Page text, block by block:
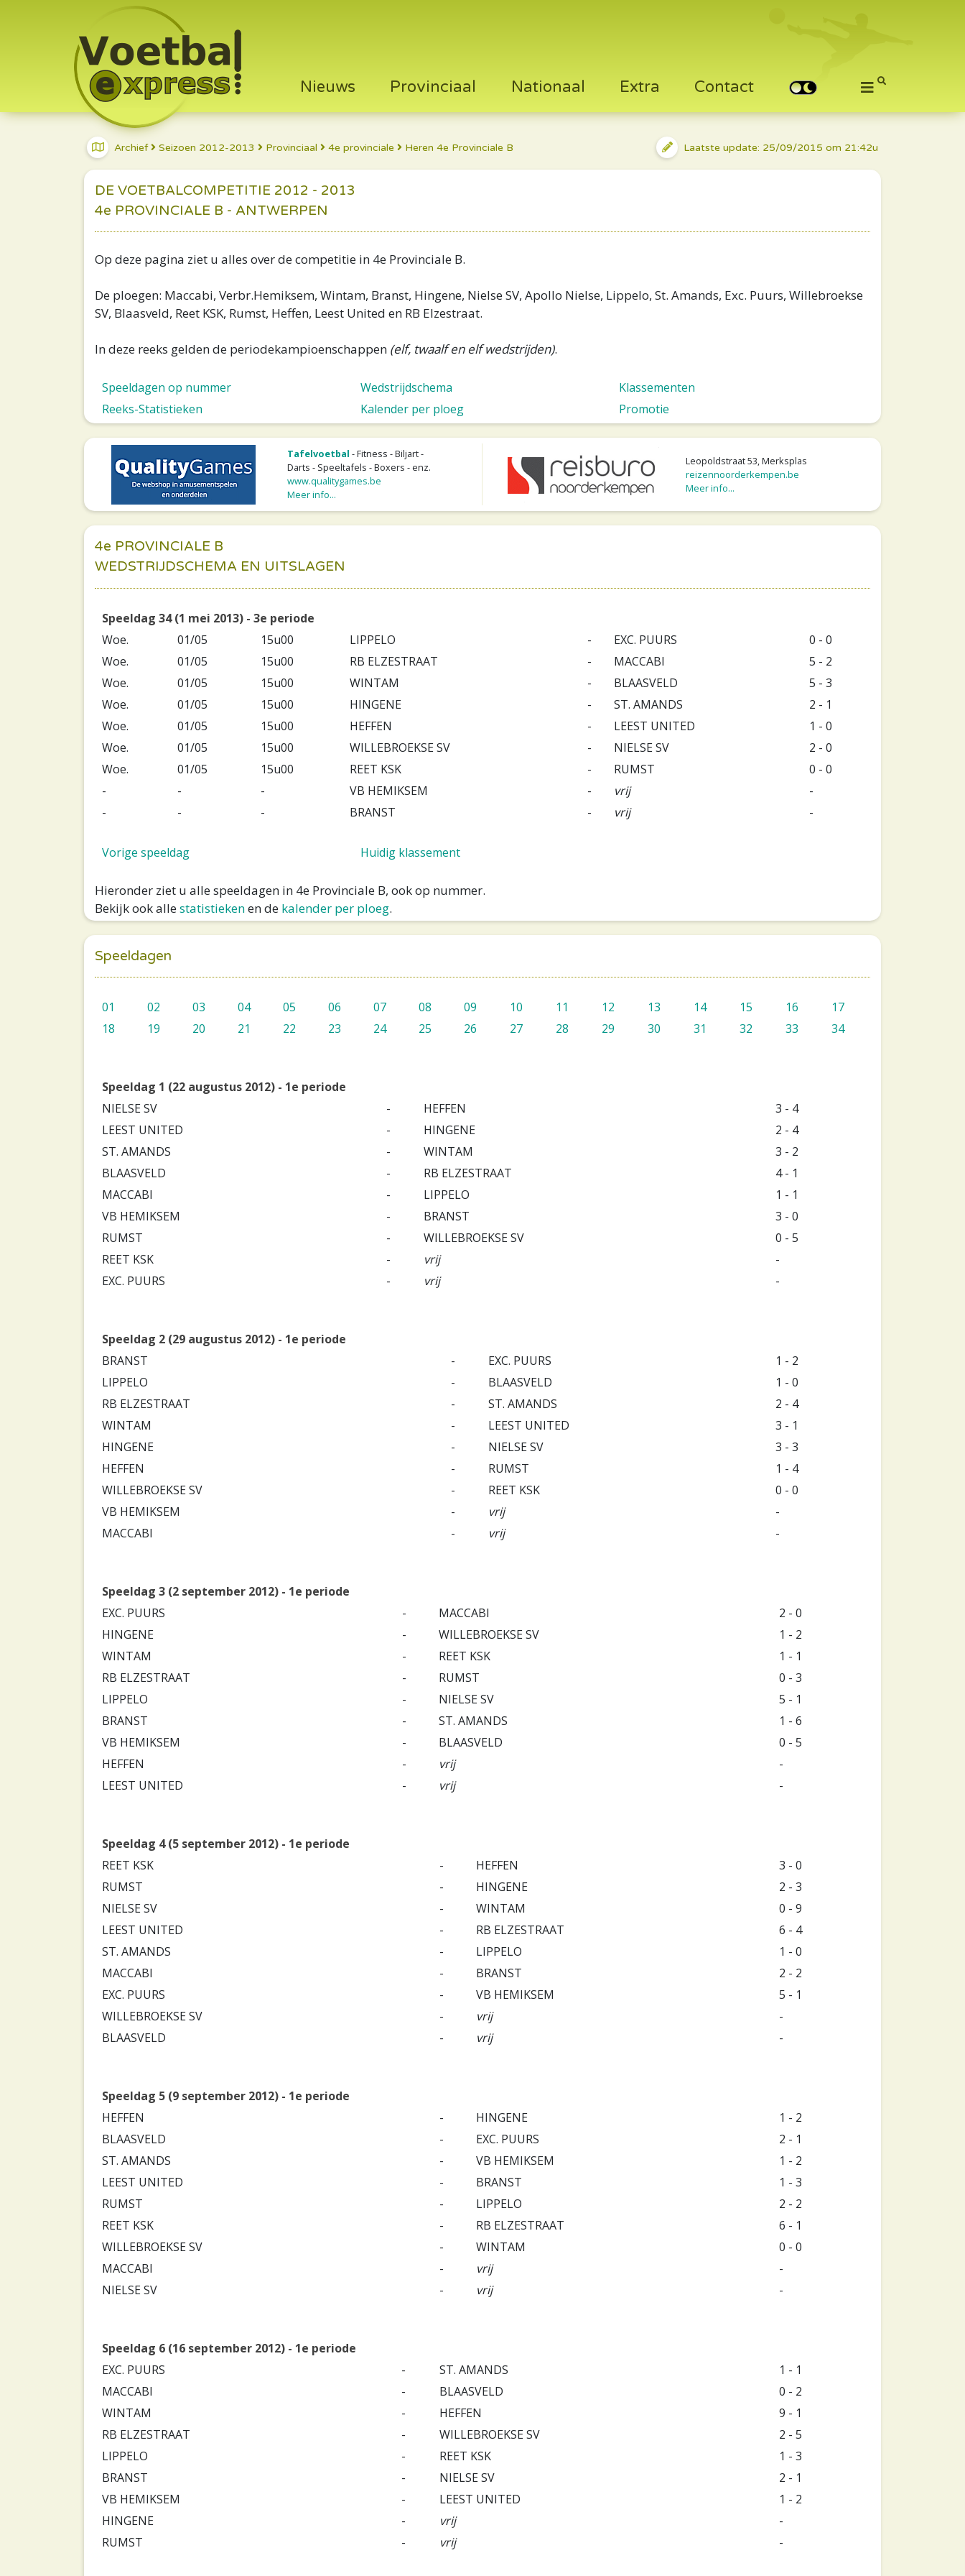
Nieuws Provinciaal Nationaal Extra Contact
Archief Seizoen 2012-2013 Provinciaal 4e provinciale Heren 4e Provinciale B Laatste update: 25/09/2015 om 21:42u
DE VOETBALCOMPETITIE 2012 - 2013
4e PROVINCIALE B - ANTWERPEN
Op deze pagina ziet u alles over de competitie in 4e Provinciale B.
De ploegen: Maccabi, Verbr.Hemiksem, Wintam, Branst, Hingene, Nielse SV, Apollo Nielse, Lippelo, St. Amands, Exc. Puurs, Willebroekse
SV, Blaasveld, Reet KSK, Rumst, Heffen, Leest United en RB Elzestraat.
In deze reeks gelden de periodekampioenschappen (elf, twaalf en elf wedstrijden).
Speeldagen op nummer Wedstrijdschema
Klassementen
Reeks-Statistieken
Kalender per ploeg Promotie
Tafelvoetbal - Fitness - Biljart -
Darts - Speeltafels - Boxers - enz.
www.qualitygames.be
Meer info...
Leopoldstraat 53, Merksplas
reizennoorderkempen.be
Meer info...
4e PROVINCIALE B
WEDSTRIJDSCHEMA EN UITSLAGEN
Speeldag 34 (1 mei 2013) - 3e periode
Woe.
01/05 15u00 LIPPELO - EXC. PUURS
0 - 0
Woe.
01/05 15u00 RB ELZESTRAAT - MACCABI
5 - 2
Woe.
01/05 15u00 WINTAM - BLAASVELD
5 - 3
Woe.
01/05 15u00 HINGENE - ST. AMANDS
2 - 1
Woe.
01/05 15u00 HEFFEN - LEEST UNITED
1 - 0
Woe.
01/05 15u00 WILLEBROEKSE SV - NIELSE SV
2 - 0
Woe.
01/05 15u00 REET KSK - RUMST
0 - 0
-
- - VB HEMIKSEM - vrij
-
-
- - BRANST - vrij -
Vorige speeldag Huidig klassement
Hieronder ziet u alle speeldagen in 4e Provinciale B, ook op nummer.
Bekijk ook allestatistiekenen de kalender per ploeg.
Speeldagen
01 02 03 04 05 06 07 08 09 10 11 12 13 14 15 16
17
18
19 20 21 22 23 24 25 26 27 28 29 30 31 32 33 34
Speeldag 1 (22 augustus 2012) - 1e periode
NIELSE SV
- HEFFEN
3 - 4
LEEST UNITED
- HINGENE
2 - 4
ST. AMANDS
- WINTAM
3 - 2
BLAASVELD
- RB ELZESTRAAT
4 - 1
MACCABI
- LIPPELO
1 - 1
VB HEMIKSEM
- BRANST
3 - 0
RUMST
- WILLEBROEKSE SV
0 - 5
REET KSK
- vrij
-
EXC. PUURS
- vrij -
Speeldag 2 (29 augustus 2012) - 1e periode
BRANST
- EXC. PUURS
1 - 2
LIPPELO
- BLAASVELD
1 - 0
RB ELZESTRAAT
- ST. AMANDS
2 - 4
WINTAM
- LEEST UNITED
3 - 1
HINGENE
- NIELSE SV
3 - 3
HEFFEN
- RUMST
1 - 4
WILLEBROEKSE SV
- REET KSK
0 - 0
VB HEMIKSEM
- vrij
-
MACCABI
- vrij -
Speeldag 3 (2 september 2012) - 1e periode
EXC. PUURS
- MACCABI
2 - 0
HINGENE
- WILLEBROEKSE SV
1 - 2
WINTAM
- REET KSK
1 - 1
RB ELZESTRAAT
- RUMST
0 - 3
LIPPELO
- NIELSE SV
5 - 1
BRANST
- ST. AMANDS
1 - 6
VB HEMIKSEM
- BLAASVELD
0 - 5
HEFFEN
- vrij
-
LEEST UNITED
- vrij -
Speeldag 4 (5 september 2012) - 1e periode
REET KSK
- HEFFEN
3 - 0
RUMST
- HINGENE
2 - 3
NIELSE SV
- WINTAM
0 - 9
LEEST UNITED
- RB ELZESTRAAT
6 - 4
ST. AMANDS
- LIPPELO
1 - 0
MACCABI
- BRANST
2 - 2
EXC. PUURS
- VB HEMIKSEM
5 - 1
WILLEBROEKSE SV
- vrij
-
BLAASVELD
- vrij -
Speeldag 5 (9 september 2012) - 1e periode
HEFFEN
- HINGENE
1 - 2
BLAASVELD
- EXC. PUURS
2 - 1
ST. AMANDS
- VB HEMIKSEM
1 - 2
LEEST UNITED
- BRANST
1 - 3
RUMST
- LIPPELO
2 - 2
REET KSK
- RB ELZESTRAAT
6 - 1
WILLEBROEKSE SV
- WINTAM
0 - 0
MACCABI
- vrij
-
NIELSE SV
- vrij -
Speeldag 6 (16 september 2012) - 1e periode
EXC. PUURS
- ST. AMANDS
1 - 1
MACCABI
- BLAASVELD
0 - 2
WINTAM
- HEFFEN
9 - 1
RB ELZESTRAAT
- WILLEBROEKSE SV
2 - 5
LIPPELO
- REET KSK
1 - 3
BRANST
- NIELSE SV
2 - 1
VB HEMIKSEM
- LEEST UNITED
1 - 2
HINGENE
- vrij
-
RUMST
- vrij -